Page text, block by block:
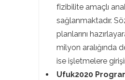
fizibilite amaçlı
sağlanmaktadır.
planlarını
milyon aralığında
ise işletmelere
Ufuk2020